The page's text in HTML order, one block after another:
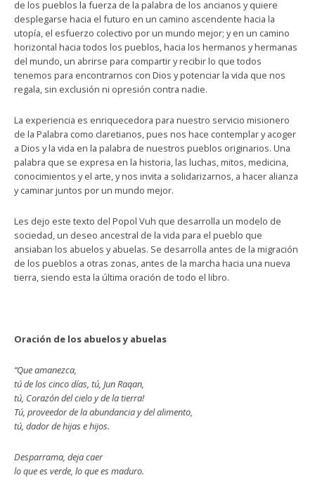
de los pueblos la fuerza de la palabra de los ancianos y quiere
desplegarse hacia el futuro en un camino ascendente hacia la
utopía, el esfuerzo colectivo por un mundo mejor; y en un camino
horizontal hacia todos los pueblos, hacia los hermanos y hermanas
del mundo, un abrirse para compartir y recibir lo que todos
tenemos para encontrarnos con Dios y potenciar la vida que nos
regala, sin exclusión ni opresión contra nadie.
La experiencia es enriquecedora para nuestro servicio misionero
de la Palabra como claretianos, pues nos hace contemplar y acoger
a Dios y la vida en la palabra de nuestros pueblos originarios. Una
palabra que se expresa en la historia, las luchas, mitos, medicina,
conocimientos y el arte, y nos invita a solidarizarnos, a hacer alianza
y caminar juntos por un mundo mejor.
Les dejo este texto del Popol Vuh que desarrolla un modelo de
sociedad, un deseo ancestral de la vida para el pueblo que
ansiaban los abuelos y abuelas. Se desarrolla antes de la migración
de los pueblos a otras zonas, antes de la marcha hacia una nueva
tierra, siendo esta la última oración de todo el libro.
Oración de los abuelos y abuelas
“Que amanezca,
tú de los cinco días, tú, Jun Raqan,
tú, Corazón del cielo y de la tierra!
Tú, proveedor de la abundancia y del alimento,
tú, dador de hijas e hijos.
Desparrama, deja caer
lo que es verde, lo que es maduro.